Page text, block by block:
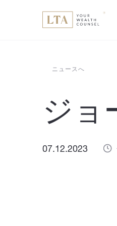
ニュースへ
ジョ
07.12.2023